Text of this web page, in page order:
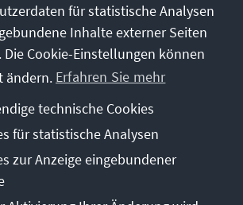
für statistische Analysen
Inhalte externer Seiten
Die Cookie-Einstellungen können
ändern. Erfahren Sie mehr
technische Cookies
für statistische Analysen
zur Anzeige eingebundener